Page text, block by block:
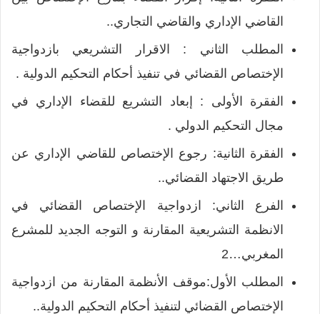
القاضي الإداري والقاضي التجاري..
المطلب الثاني : الاقرار التشريعي بازدواجية
الإختصاص القضائي في تنفيذ أحكام التحكيم الدولية .
الفقرة الأولى : إبعاد التشريع للقضاء الإداري في
مجال التحكيم الدولي .
الفقرة الثانية: رجوع الإختصاص للقاضي الإداري عن
طريق الاجتهاد القضائي..
الفرع الثاني: ازدواجية الإختصاص القضائي في
الانظمة التشريعية المقارنة و التوجه الجديد للمشرع
المغربي…2
المطلب الأول:موقف الأنظمة المقارنة من ازدواجية
الإختصاص القضائي لتنفيذ أحكام التحكيم الدولية..